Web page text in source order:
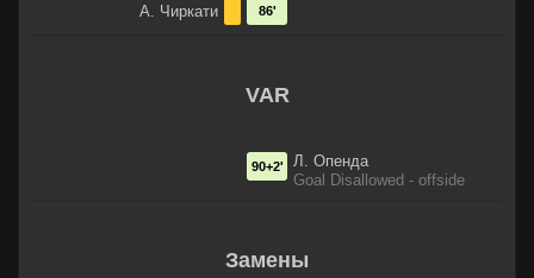
А. Чиркати 86'
VAR
Л. Опенда
Goal Disallowed - offside
90+2'
Замены